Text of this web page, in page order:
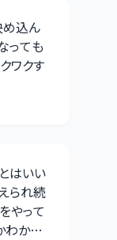
め込ん
っても
ワクす
はいい
られ続
やって
わから